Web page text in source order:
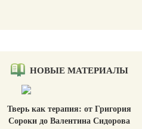
НОВЫЕ МАТЕРИАЛЫ
Тверь как терапия: от Григория
Сороки до Валентина Сидорова